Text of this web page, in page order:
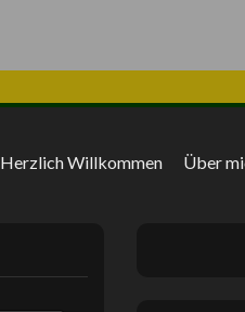
Herzlich Willkommen Über